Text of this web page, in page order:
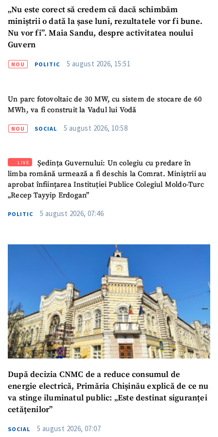
„Nu este corect să credem că dacă schimbăm
miniștrii o dată la șase luni, rezultatele vor fi bune.
Nu vor fi”. Maia Sandu, despre activitatea noului
Guvern
NOU POLITIC 5 august 2026, 15:51
Un parc fotovoltaic de 30 MW, cu sistem de stocare de 60
MWh, va fi construit la Vadul lui Vodă
NOU SOCIAL 5 august 2026, 10:58
LIVE
Ședința Guvernului: Un colegiu cu predare în
limba română urmează a fi deschis la Comrat. Miniștrii au
aprobat înființarea Instituției Publice Colegiul Moldo-Turc
„Recep Tayyip Erdogan”
POLITIC 5 august 2026, 07:46
După decizia CNMC de a reduce consumul de
energie electrică, Primăria Chișinău explică de ce nu
va stinge iluminatul public: „Este destinat siguranței
cetățenilor”
SOCIAL 5 august 2026, 07:07